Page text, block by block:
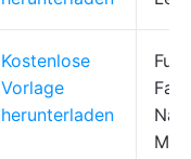
Kostenlose
Vorlage
herunterladen